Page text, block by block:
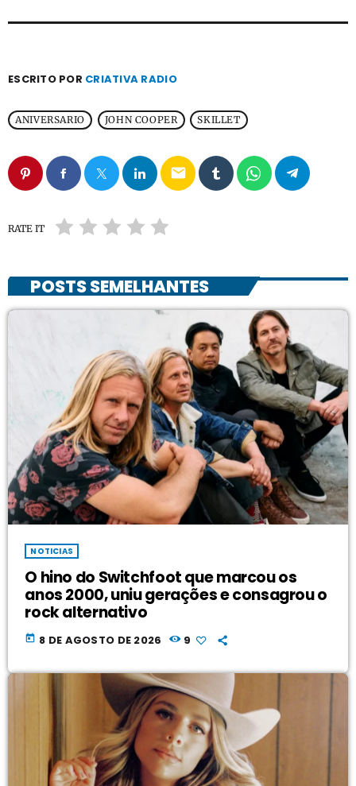
ESCRITO POR CRIATIVA RADIO
ANIVERSARIO JOHN COOPER SKILLET
email
RATE IT
POSTS SEMELHANTES
NOTICIAS
O hino do Switchfoot que marcou os
anos 2000, uniu gerações e consagrou o
rock alternativo
today 8 DE AGOSTO DE 2026 9